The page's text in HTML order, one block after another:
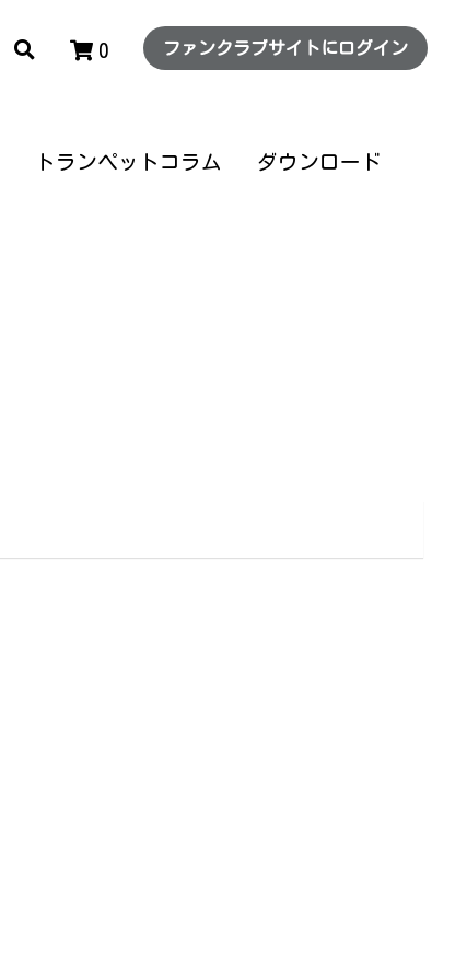
トランペットコラム ダウンロード
0 ファンクラブサイトにログイン
トランペットコラム ダウンロード
0 ファンクラブサイトにログイン